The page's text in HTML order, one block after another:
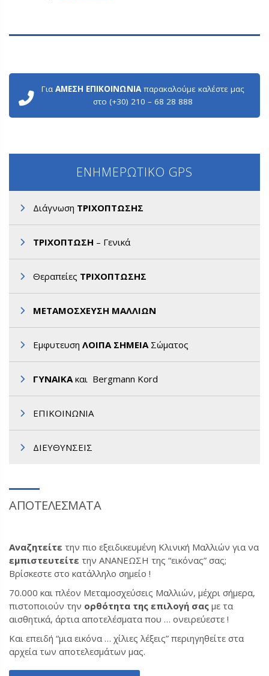
Για ΑΜΕΣΗ ΕΠΙΚΟΙΝΩΝΙΑπαρακαλούμε καλέστε μας
στο (+30) 210 – 68 28 888
ΕΝΗΜΕΡΩΤΙΚΟ GPS
Διάγνωση ΤΡΙΧΟΠΤΩΣΗΣ
ΤΡΙΧΟΠΤΩΣΗ – Γενικά
Θεραπείες ΤΡΙΧΟΠΤΩΣΗΣ
ΜΕΤΑΜΟΣΧΕΥΣΗ ΜΑΛΛΙΩΝ
Εμφυτευση ΛΟΙΠΑ ΣΗΜΕΙΑ Σώματος
ΓΥΝΑΙΚΑ και Bergmann Kord
ΕΠΙΚΟΙΝΩΝΙΑ
ΔΙΕΥΘΥΝΣΕΙΣ
ΑΠΟΤΕΛΕΣΜΑΤΑ
Αναζητείτε την πιο εξειδικευμένη Κλινική Μαλλιών για να
εμπιστευτείτε την ΑΝΑΝΕΩΣΗ της “εικόνας” σας;
Βρίσκεστε στο κατάλληλο σημείο !
70.000 και πλέον Μεταμοσχεύσεις Μαλλιών, μέχρι σήμερα,
πιστοποιούν την ορθότητα της επιλογή σας με τα
αισθητικά, άρτια αποτελέσματα που … ονειρεύεστε !
Και επειδή “μια εικόνα … χίλιες λέξεις” περιηγηθείτε στα
αρχεία των αποτελεσμάτων μας.